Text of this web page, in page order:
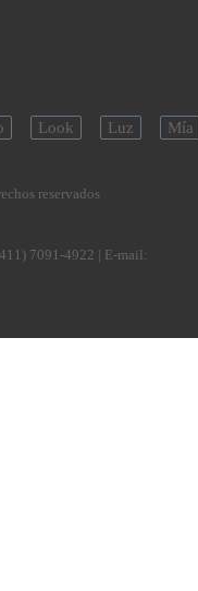
Look Luz Mía
reservados
7091-4922 | E-mail: